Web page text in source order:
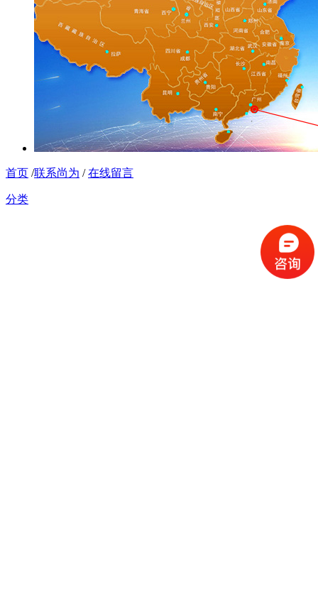
首页 /联系尚为 /在线留言
分类